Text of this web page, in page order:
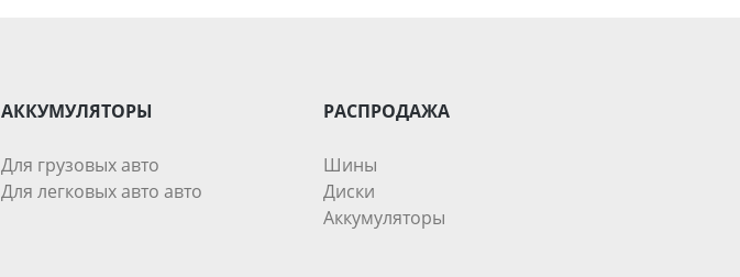
АККУМУЛЯТОРЫ
Для грузовых авто
Для легковых авто авто
РАСПРОДАЖА
Шины
Диски
Аккумуляторы